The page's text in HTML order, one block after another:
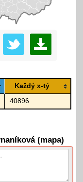
Každý x-tý
40896
(mapa)